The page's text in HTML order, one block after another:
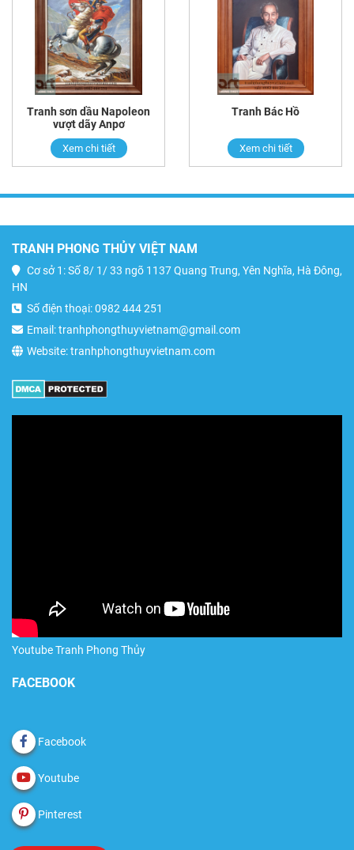
Tranh sơn dầu Napoleon
vượt dãy Anpơ
Xem chi tiết
Tranh Bác Hồ
Xem chi tiết
TRANH PHONG THỦY VIỆT NAM
Cơ sở 1: Số 8/ 1/ 33 ngõ 1137 Quang Trung, Yên Nghĩa, Hà Đông,
HN
Số điện thoại: 0982 444 251
Email: tranhphongthuyvietnam@gmail.com
Website: tranhphongthuyvietnam.com
Youtube Tranh Phong Thủy
FACEBOOK
Facebook
Youtube
Pinterest